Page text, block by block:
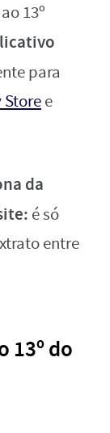
13º
para
Storee
da
é só
entre
13º do